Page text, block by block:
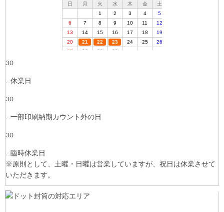
30
…休業日
30
…一部印刷納期カウント外の日
30
…臨時休業日
※原則として、土曜・日曜は営業していますが、祝日は休業させて
いただきます。